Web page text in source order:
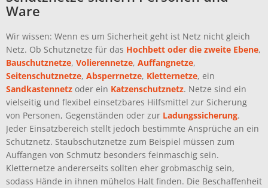
Ware
Wir wissen: Wenn es um Sicherheit geht ist Netz nicht gleich
Netz. Ob Schutznetze für das Hochbett oder die zweite Ebene,
Bauschutznetze, Volierennetze, Auffangnetze,
Seitenschutznetze, Absperrnetze, Kletternetze, ein
Sandkastennetz oder ein Katzenschutznetz. Netze sind ein
vielseitig und flexibel einsetzbares Hilfsmittel zur Sicherung
von Personen, Gegenständen oder zur Ladungssicherung.
Jeder Einsatzbereich stellt jedoch bestimmte Ansprüche an ein
Schutznetz. Staubschutznetze zum Beispiel müssen zum
Auffangen von Schmutz besonders feinmaschig sein.
Kletternetze andererseits sollten eher grobmaschig sein,
sodass Hände in ihnen mühelos Halt finden. Die Beschaffenheit